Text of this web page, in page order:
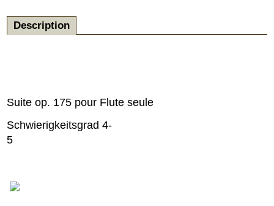
Description
Suite op. 175 pour Flute seule
Schwierigkeitsgrad 4-